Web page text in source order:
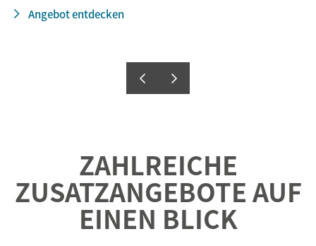
Angebot entdecken
ZAHLREICHE
ZUSATZANGEBOTE AUF
EINEN BLICK